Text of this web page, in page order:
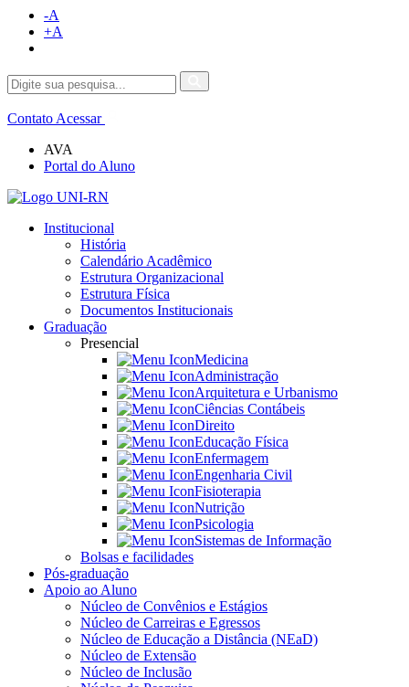
-A
+A
Contato Acessar
AVA
Portal do Aluno
Institucional
História
Calendário Acadêmico
Estrutura Organizacional
Estrutura Física
Documentos Institucionais
Graduação
Presencial
Medicina
Administração
Arquitetura e Urbanismo
Ciências Contábeis
Direito
Educação Física
Enfermagem
Engenharia Civil
Fisioterapia
Nutrição
Psicologia
Sistemas de Informação
Bolsas e facilidades
Pós-graduação
Apoio ao Aluno
Núcleo de Convênios e Estágios
Núcleo de Carreiras e Egressos
Núcleo de Educação a Distância (NEaD)
Núcleo de Extensão
Núcleo de Inclusão